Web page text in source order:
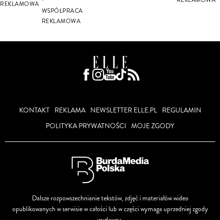
REKLAMOWA
WSPÓŁPRACA
REKLAMOWA
KONTAKT REKLAMA NEWSLETTER ELLE.PL
REGULAMIN
POLITYKA PRYWATNOŚCI MOJE ZGODY
Dalsze rozpowszechnianie tekstów, zdjęć i materiałów wideo
opublikowanych w serwisie w całości lub w części wymaga uprzedniej zgody